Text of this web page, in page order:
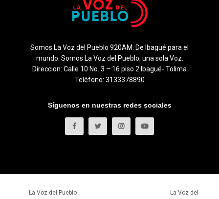
Somos La Voz del Pueblo 920AM. De Ibagué para el
mundo. Somos La Voz del Pueblo, una sola Voz.
Direccion: Calle 10 No. 3 – 16 piso 2 Ibagué- Tolima
Teléfono: 3133378890
Síguenos en nuestras redes sociales
La Voz del Pueblo La Voz del